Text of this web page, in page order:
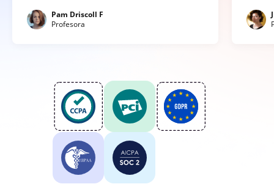
Pam Driscoll F
Profesora